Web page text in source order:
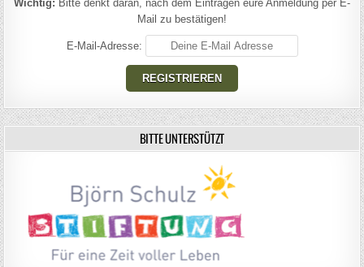
Wichtig: Bitte denkt daran, nach dem Eintragen eure Anmeldung per E-
Mail zu bestätigen!
E-Mail-Adresse:
BITTE UNTERSTÜTZT